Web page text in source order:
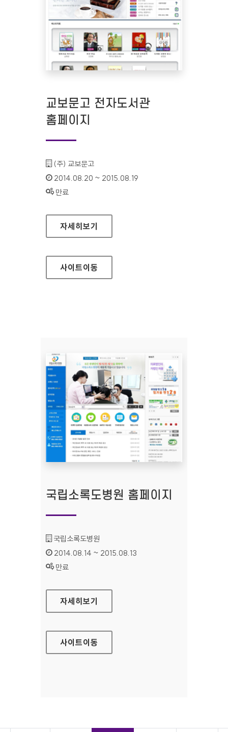
교보문고 전자도서관
홈페이지
기관명 :
(주) 교보문고
인증기간 :
2014.08.20 ~ 2015.08.19
상태 :
만료
교보문고 전자도서관 홈페이지
자세히보기
사이트이동
국립소록도병원 홈페이지
기관명 :
국립소록도병원
인증기간 :
2014.08.14 ~ 2015.08.13
상태 :
만료
국립소록도병원 홈페이지
자세히보기
사이트이동